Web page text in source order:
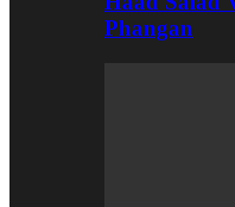
Phangan